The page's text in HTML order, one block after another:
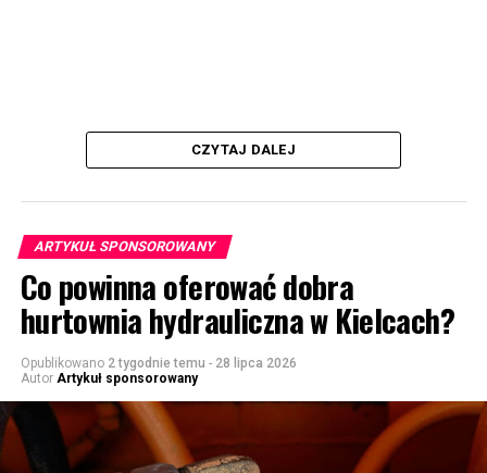
CZYTAJ DALEJ
ARTYKUŁ SPONSOROWANY
Co powinna oferować dobra
hurtownia hydrauliczna w Kielcach?
Opublikowano 2 tygodnie temu - 28 lipca 2026
Autor Artykuł sponsorowany